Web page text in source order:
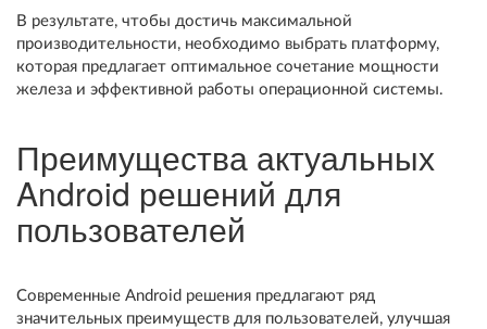
В результате, чтобы достичь максимальной
производительности, необходимо выбрать платформу,
которая предлагает оптимальное сочетание мощности
железа и эффективной работы операционной системы.
Преимущества актуальных
Android решений для
пользователей
Современные Android решения предлагают ряд
значительных преимуществ для пользователей, улучшая